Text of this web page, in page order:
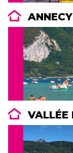
ANNECY
VALLÉE